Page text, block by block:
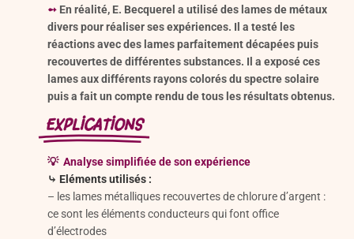
➻ En réalité, E. Becquerel a utilisé des lames de métaux
divers pour réaliser ses expériences. Il a testé les
réactions avec des lames parfaitement décapées puis
recouvertes de différentes substances. Il a exposé ces
lames aux différents rayons colorés du spectre solaire
puis a fait un compte rendu de tous les résultats obtenus.
EXPLICATIONS
💡 Analyse simplifiée de son expérience
⤷ Eléments utilisés :
– les lames métalliques recouvertes de chlorure d’argent :
ce sont les éléments conducteurs qui font office
d’électrodes